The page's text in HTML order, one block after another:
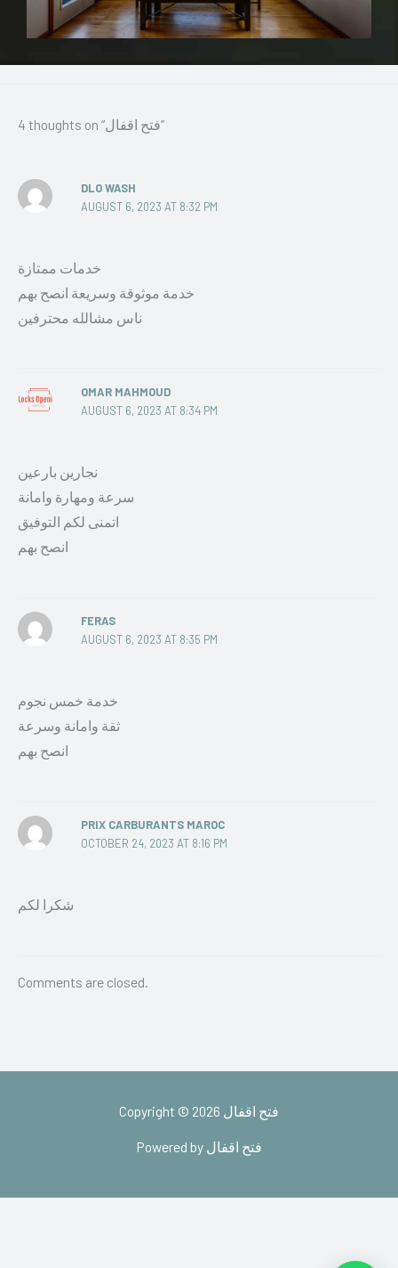
4 thoughts on “فتح اقفال”
DLO WASH
AUGUST 6, 2023 AT 8:32 PM
خدمات ممتازة
خدمة موثوقة وسريعة انصح بهم
ناس مشالله محترفين
OMAR MAHMOUD
AUGUST 6, 2023 AT 8:34 PM
نجارين بارعين
سرعة ومهارة وامانة
اتمنى لكم التوفيق
انصح بهم
FERAS
AUGUST 6, 2023 AT 8:35 PM
خدمة خمس نجوم
ثقة وامانة وسرعة
انصح بهم
PRIX CARBURANTS MAROC
OCTOBER 24, 2023 AT 8:16 PM
شكرا لكم
Comments are closed.
Copyright © 2026 فتح اقفال
Powered by فتح اقفال